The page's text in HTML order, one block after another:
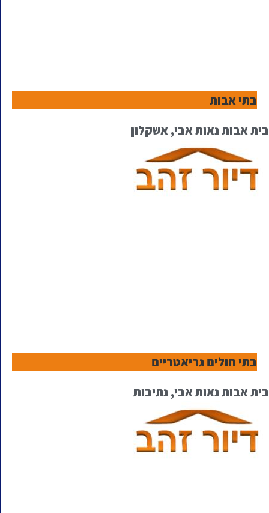
בתי אבות
בית אבות נאות אבי, אשקלון
בתי חולים גריאטריים
בית אבות נאות אבי, נתיבות